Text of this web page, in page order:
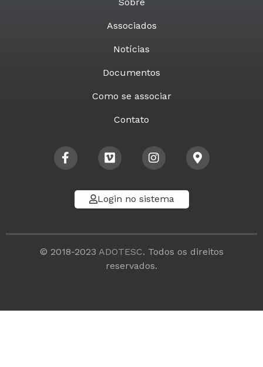
Associados
Notícias
Documentos
Como se associar
Contato
Login no sistema
© 2018-2023 ADOTESC. Todos os direitos
reservados.